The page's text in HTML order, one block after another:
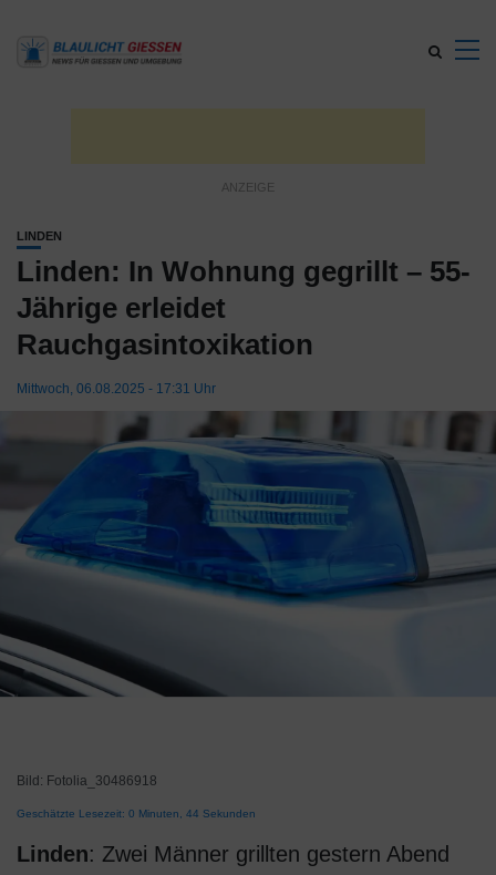
LINDEN
Linden: In Wohnung gegrillt – 55-
Jährige erleidet
Rauchgasintoxikation
Mittwoch, 06.08.2025 - 17:31 Uhr
Bild: Fotolia_30486918
Geschätzte Lesezeit: 0 Minuten, 44 Sekunden
Linden: Zwei Männer grillten gestern Abend